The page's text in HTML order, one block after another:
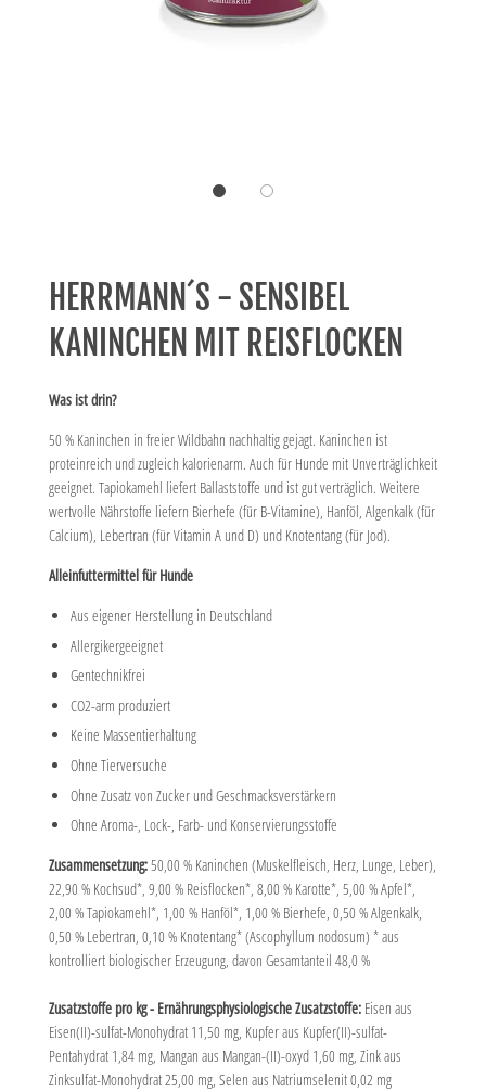
HERRMANN´S - SENSIBEL
KANINCHEN MIT REISFLOCKEN
Was ist drin?
50 % Kaninchen in freier Wildbahn nachhaltig gejagt. Kaninchen ist
proteinreich und zugleich kalorienarm. Auch für Hunde mit Unverträglichkeit
geeignet. Tapiokamehl liefert Ballaststoffe und ist gut verträglich. Weitere
wertvolle Nährstoffe liefern Bierhefe (für B-Vitamine), Hanföl, Algenkalk (für
Calcium), Lebertran (für Vitamin A und D) und Knotentang (für Jod).
Alleinfuttermittel für Hunde
Aus eigener Herstellung in Deutschland
Allergikergeeignet
Gentechnikfrei
CO2-arm produziert
Keine Massentierhaltung
Ohne Tierversuche
Ohne Zusatz von Zucker und Geschmacksverstärkern
Ohne Aroma-, Lock-, Farb- und Konservierungsstoffe
Zusammensetzung:50,00 % Kaninchen (Muskelfleisch, Herz, Lunge, Leber),
22,90 % Kochsud*, 9,00 % Reisflocken*, 8,00 % Karotte*, 5,00 % Apfel*,
2,00 % Tapiokamehl*, 1,00 % Hanföl*, 1,00 % Bierhefe, 0,50 % Algenkalk,
0,50 % Lebertran, 0,10 % Knotentang* (Ascophyllum nodosum) * aus
kontrolliert biologischer Erzeugung, davon Gesamtanteil 48,0 %
Zusatzstoffe pro kg - Ernährungsphysiologische Zusatzstoffe: Eisen aus
Eisen(II)-sulfat-Monohydrat 11,50 mg, Kupfer aus Kupfer(II)-sulfat-
Pentahydrat 1,84 mg, Mangan aus Mangan-(II)-oxyd 1,60 mg, Zink aus
Zinksulfat-Monohydrat 25,00 mg, Selen aus Natriumselenit 0,02 mg